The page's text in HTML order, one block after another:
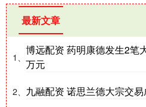
最新文章
1、
博远配资 药明康德发生2笔
万元
2、 九融配资 诺思兰德大宗交